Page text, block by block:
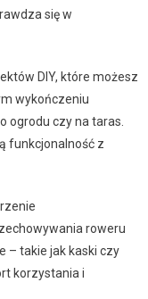
się w
DIY, które możesz
wykończeniu
ogrodu czy na taras.
funkcjonalność z
roweru
– takie jak kaski czy
korzystania i